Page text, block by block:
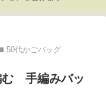
50代かごバッグ
む 手編みバッ